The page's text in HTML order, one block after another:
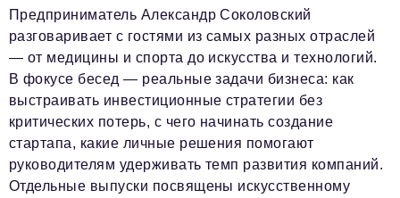
Предприниматель Александр Соколовский
разговаривает с гостями из самых разных отраслей
— от медицины и спорта до искусства и технологий.
В фокусе бесед — реальные задачи бизнеса: как
выстраивать инвестиционные стратегии без
критических потерь, с чего начинать создание
стартапа, какие личные решения помогают
руководителям удерживать темп развития компаний.
Отдельные выпуски посвящены искусственному